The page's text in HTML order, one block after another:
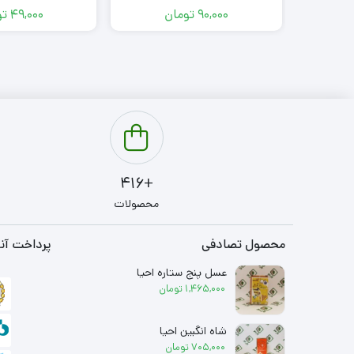
90,000تومان 49,000
+416
محصولات
محصول تصادفی
عسل پنج ستاره احیا
1,465,000 تومان
شاه انگبین احیا
705,000تومان
پرداخت